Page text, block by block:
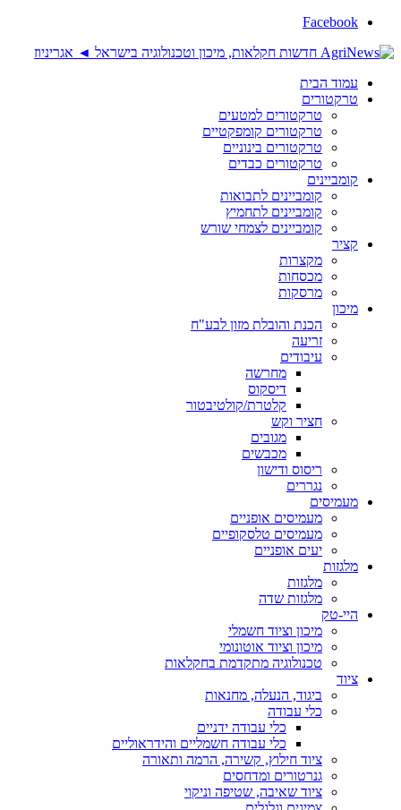
Facebook
עמוד הבית
טרקטורים
טרקטורים למטעים
טרקטורים קומפקטיים
טרקטורים בינוניים
טרקטורים כבדים
קומביינים
קומביינים לתבואות
קומביינים לתחמיץ
קומביינים לצמחי שורש
קציר
מקצרות
מכסחות
מרסקות
מיכון
הכנת והובלת מזון לבע"ח
זריעה
עיבודים
מחרשה
דיסקוס
קלטרת/קולטיבטור
חציר וקש
מגובים
מכבשים
ריסוס ודישון
נגררים
מעמיסים
מעמיסים אופניים
מעמיסים טלסקופיים
יעים אופניים
מלגזות
מלגזות
מלגזות שדה
היי-טק
מיכון וציוד חשמלי
מיכון וציוד אוטונומי
טכנולוגיה מתקדמת בחקלאות
ציוד
ביגוד, הנעלה, מחנאות
כלי עבודה
כלי עבודה ידניים
כלי עבודה חשמליים והידראוליים
ציוד חילוץ, קשירה, הרמה ותאורה
גנרטורים ומדחסים
ציוד שאיבה, שטיפה וניקוי